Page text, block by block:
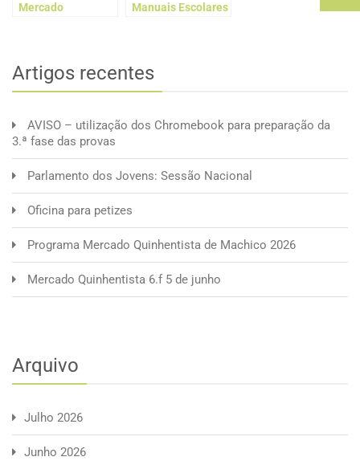
Mercado
Manuais Escolares
Artigos recentes
AVISO – utilização dos Chromebook para preparação da
3.ª fase das provas
Parlamento dos Jovens: Sessão Nacional
Oficina para petizes
Programa Mercado Quinhentista de Machico 2026
Mercado Quinhentista 6.f 5 de junho
Arquivo
Julho 2026
Junho 2026